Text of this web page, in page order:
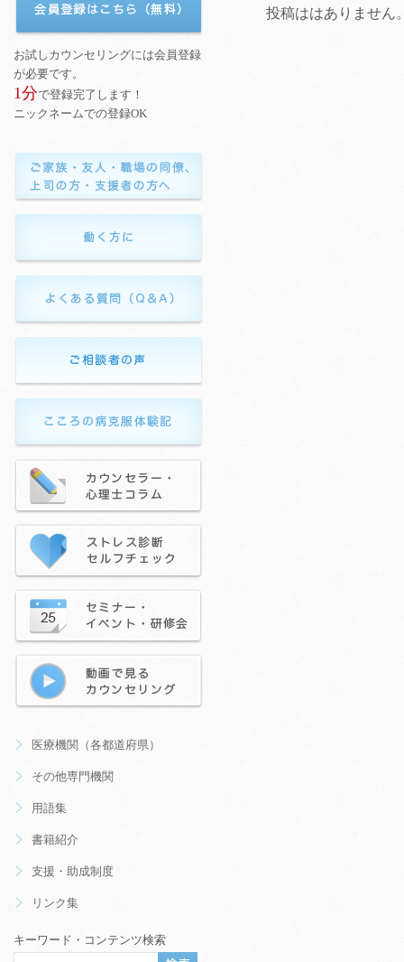
医療機関（各都道府県）
その他専門機関
用語集
書籍紹介
支援・助成制度
リンク集
キーワード・コンテンツ検索
投稿ははありません